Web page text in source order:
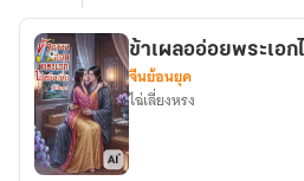
ข้าเผลออ่อยพระเอก
จีนย้อนยุค
ไฉ่เลี่ยงหรง